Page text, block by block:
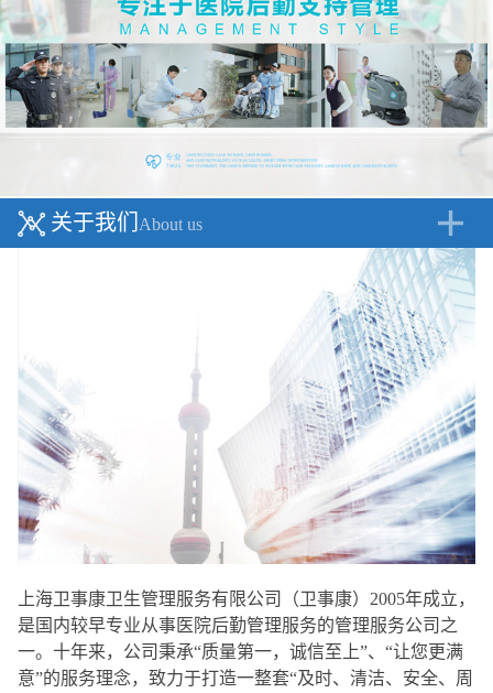
关于我们 About us
上海卫事康卫生管理服务有限公司（卫事康）2005年成立，
是国内较早专业从事医院后勤管理服务的管理服务公司之
一。十年来，公司秉承“质量第一，诚信至上”、“让您更满
意”的服务理念，致力于打造一整套“及时、清洁、安全、周